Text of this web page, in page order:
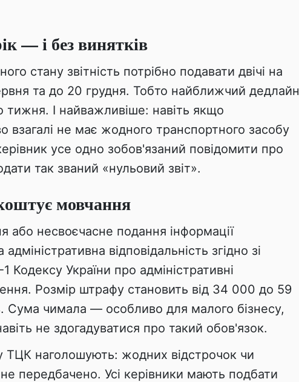
— і без винятків
стану звітність потрібно подавати двічі на
та до 20 грудня. Тобто найближчий дедлайн
І найважливіше: навіть якщо
взагалі не має жодного транспортного засобу
усе одно зобов'язаний повідомити про
так званий «нульовий звіт».
мовчання
або несвоєчасне подання інформації
відповідальність згідно зі
Кодексу України про адміністративні
Розмір штрафу становить від 34 000 до 59
Сума чимала — особливо для малого бізнесу,
не здогадуватися про такий обов'язок.
ТЦК наголошують: жодних відстрочок чи
передбачено. Усі керівники мають подбати